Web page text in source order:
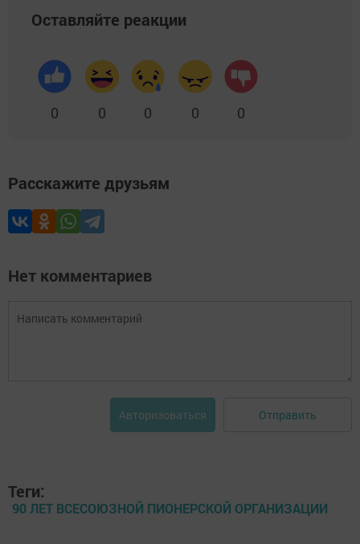
Оставляйте реакции
0 0 0 0 0
Расскажите друзьям
Нет комментариев
Авторизоваться Отправить
Теги:
90 ЛЕТ ВСЕСОЮЗНОЙ ПИОНЕРСКОЙ ОРГАНИЗАЦИИ